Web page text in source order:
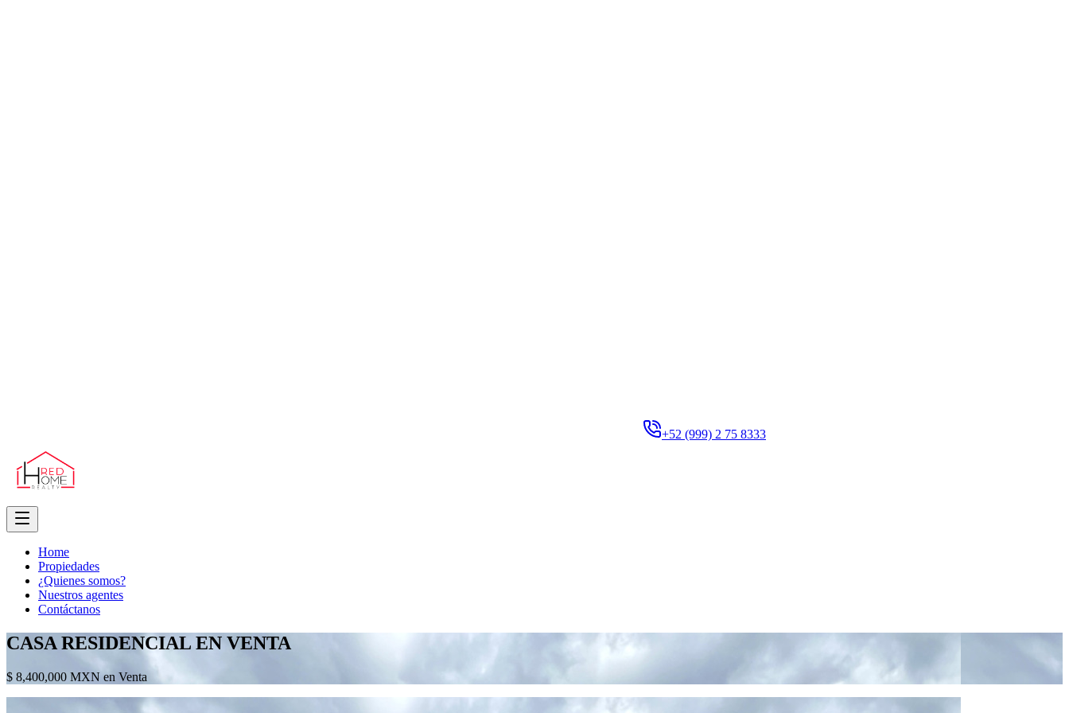
+52 (999) 2 75 8333
Home
Propiedades
¿Quienes somos?
Nuestros agentes
Contáctanos
CASA RESIDENCIAL EN VENTA
$ 8,400,000 MXN en Venta